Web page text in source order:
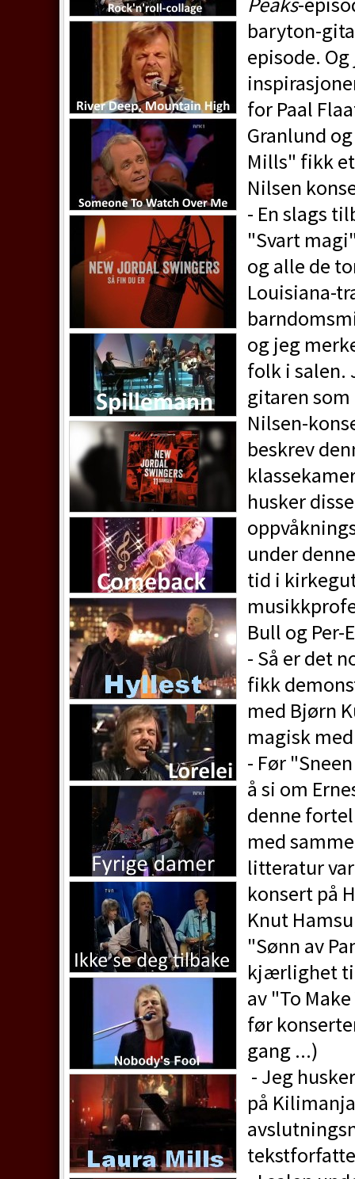
baryton-
episode.
for Paal
Granlund
Mills" fikk
Nilsen
- En slags
"Svart
og alle de
Louisiana-
og jeg
folk i salen.
gitaren
Nilsen-
beskrev
husker
under
tid i
Bull og Per-
- Så er det
fikk
med Bjørn
magisk
- Før
å si om
denne
med
litteratur
konsert på
Knut
"Sønn av
kjærlighet
av "To
før
gang ...)
- Jeg
på